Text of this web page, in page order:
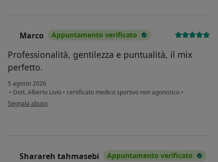
Marco Appuntamento verificato
Professionalità, gentilezza e puntualità, il mix
perfetto.
5 agosto 2026
• Dott. Alberto Livio • certificato medico sportivo non agonistico •
secondo l'opinione dell'utente Marco
Segnala abuso
Sharareh tahmasebi Appuntamento verificato